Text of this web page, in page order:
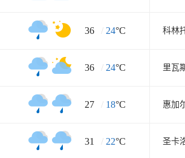
36 / 24°C 科林
36 / 24°C 里瓦
27 / 18°C 惠加
31 / 22°C 圣卡